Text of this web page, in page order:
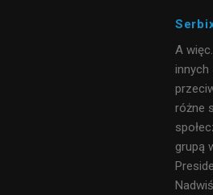
A
innych
różne
grupą